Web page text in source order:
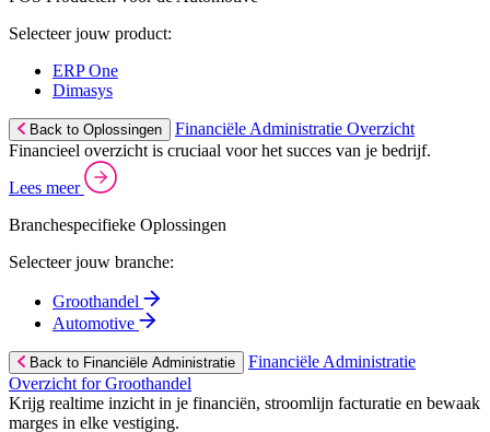
Selecteer jouw product:
ERP One
Dimasys
Back to Oplossingen
Financiële Administratie Overzicht
Financieel overzicht is cruciaal voor het succes van je bedrijf.
Lees meer
Branchespecifieke Oplossingen
Selecteer jouw branche:
Groothandel
Automotive
Back to Financiële Administratie
Financiële Administratie
Overzicht for Groothandel
Krijg realtime inzicht in je financiën, stroomlijn facturatie en bewaak
marges in elke vestiging.